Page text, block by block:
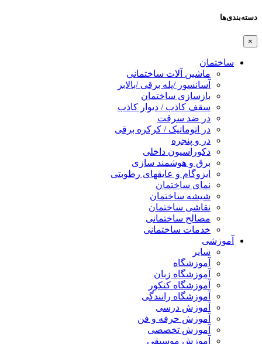
دسته‌بندی‌ها
×
ساختمان
ماشین آلات ساختمانی
آسانسور /پله برقی /بالابر
بازسازی ساختمان
سقف کاذب / دیوار کاذب
در ضد سرقت
در اتوماتیک / کرکره برقی
در و پنجره
دکوراسیون داخلی
برق و هوشمند سازی
ایزوگام و عایقهای رطوبتی
نمای ساختمان
شیشه ساختمان
نقاشی ساختمان
مصالح ساختمانی
خدمات ساختمانی
آموزشی
سایر
آموزشگاه
آموزشگاه زبان
آموزشگاه کنکور
آموزشگاه رانندگی
آموزش درسی
آموزش حرفه و فن
آموزش تخصصی
آموزش موسیقی